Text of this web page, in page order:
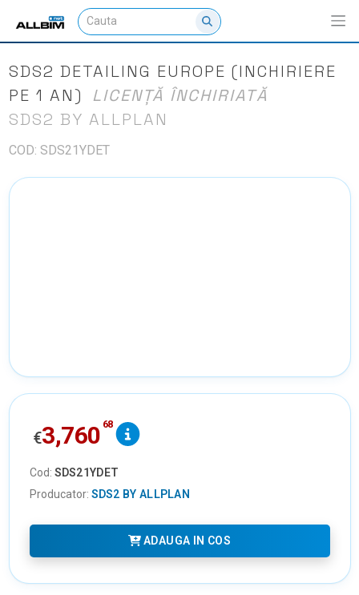
SDS2 DETAILING EUROPE (INCHIRIERE
PE 1 AN)
LICENȚĂ ÎNCHIRIATĂ
SDS2 BY ALLPLAN
COD: SDS21YDET
€3,760 68
Cod: SDS21YDET
Producator: SDS2 BY ALLPLAN
ADAUGA IN COS